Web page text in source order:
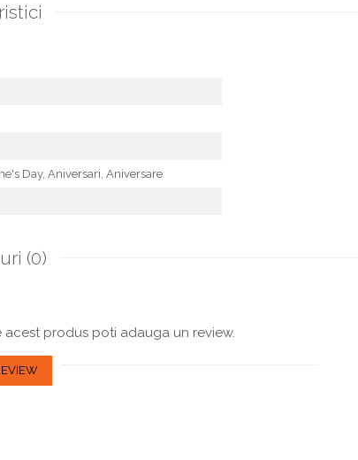
Day, Aniversari, Aniversare
(0)
produs poti adauga un review.